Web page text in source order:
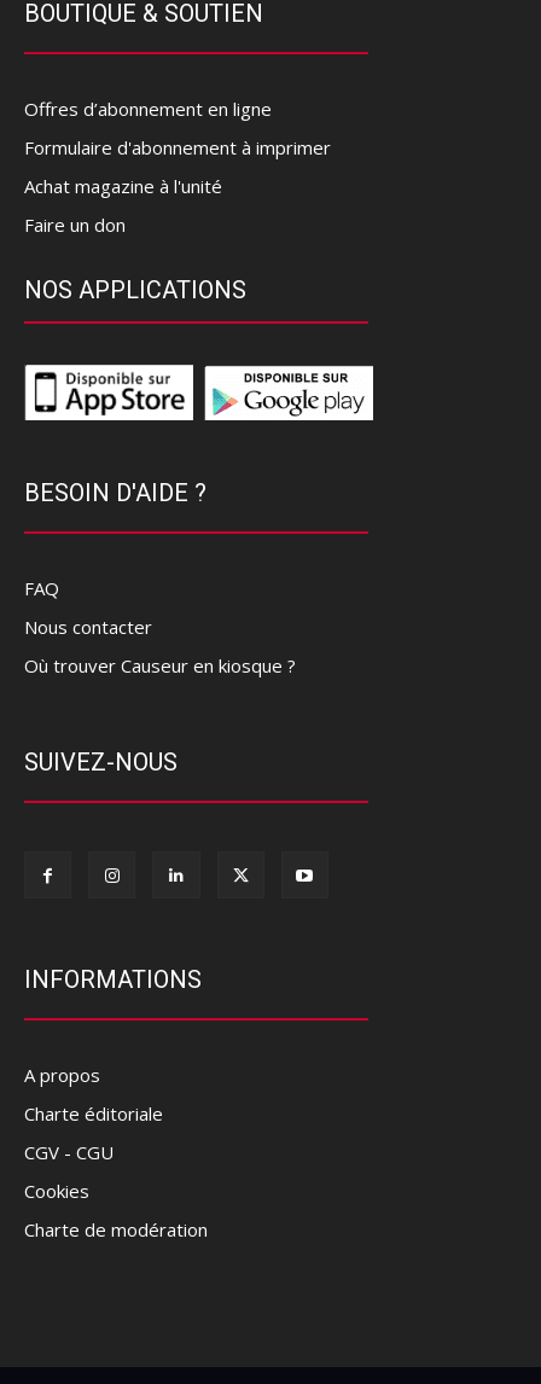
BOUTIQUE & SOUTIEN
Offres d’abonnement en ligne
Formulaire d'abonnement à imprimer
Achat magazine à l'unité
Faire un don
NOS APPLICATIONS
BESOIN D'AIDE ?
FAQ
Nous contacter
Où trouver Causeur en kiosque ?
SUIVEZ-NOUS
INFORMATIONS
A propos
Charte éditoriale
CGV - CGU
Cookies
Charte de modération